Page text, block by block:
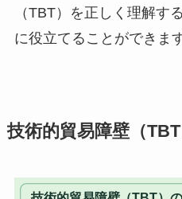
（TBT）を正しく理解す
に役立てることができます
技術的貿易障壁（